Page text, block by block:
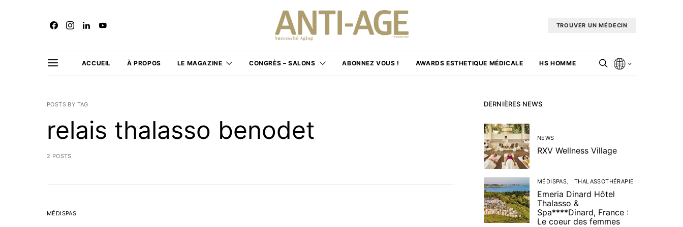
TROUVER UN MÉDECIN
ACCUEIL À PROPOS LE MAGAZINE CONGRÈS – SALONS ABONNEZ VOUS ! AWARDS ESTHETIQUE MÉDICALE HS HOMME
POSTS BY TAG
relais thalasso benodet
2 POSTS
MÉDISPAS
DERNIÈRES NEWS
NEWS
RXV Wellness Village
MÉDISPAS THALASSOTHÉRAPIE
Emeria Dinard Hôtel
Thalasso &
Spa****Dinard, France :
Le coeur des femmes